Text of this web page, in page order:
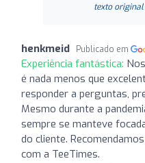
texto original
henkmeid Publicado em
Experiência fantástica:
é nada menos que
responder a perguntas,
Mesmo durante a
sempre se manteve
do cliente.
com a TeeTimes.